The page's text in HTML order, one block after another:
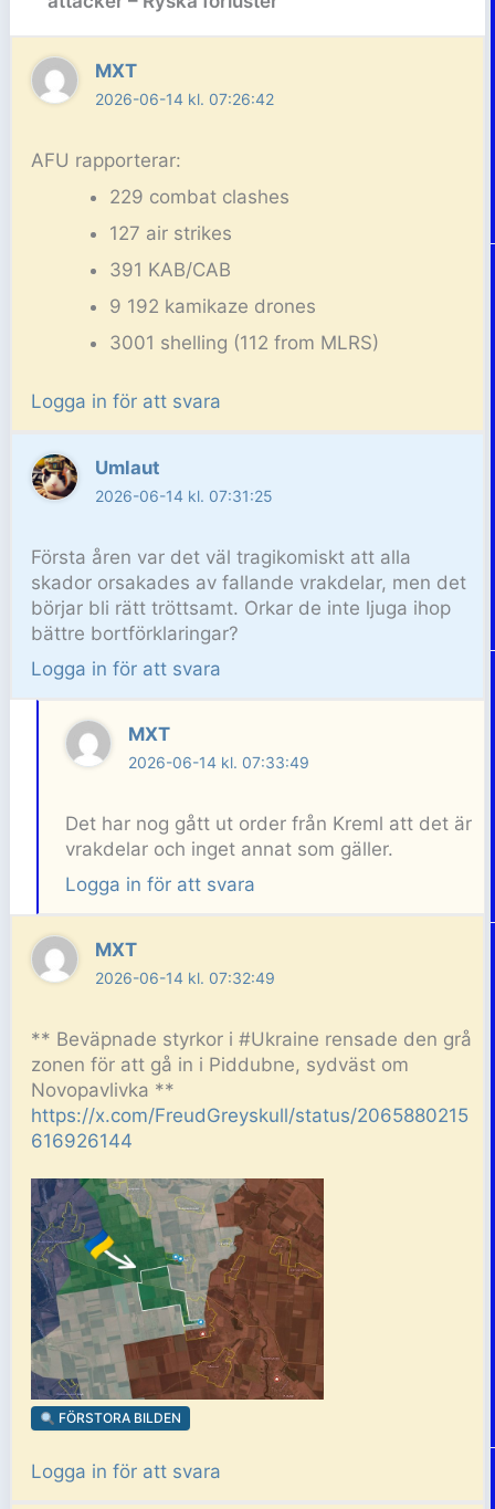
MXT
2026-06-14 kl. 07:26:42
AFU rapporterar:
229 combat clashes
127 air strikes
391 KAB/CAB
9 192 kamikaze drones
3001 shelling (112 from MLRS)
Logga in för att svara
Umlaut
2026-06-14 kl. 07:31:25
Första åren var det väl tragikomiskt att alla
skador orsakades av fallande vrakdelar, men det
börjar bli rätt tröttsamt. Orkar de inte ljuga ihop
bättre bortförklaringar?
Logga in för att svara
MXT
2026-06-14 kl. 07:33:49
Det har nog gått ut order från Kreml att det är
vrakdelar och inget annat som gäller.
Logga in för att svara
MXT
2026-06-14 kl. 07:32:49
** Beväpnade styrkor i#Ukraine rensade den grå
zonen för att gå in i Piddubne, sydväst om
Novopavlivka **
https://x.com/FreudGreyskull/status/2065880215
616926144
FÖRSTORA BILDEN
Logga in för att svara